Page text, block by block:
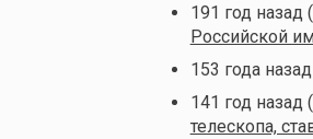
191 год назад
Российской
153 года
141 год назад
телескопа,